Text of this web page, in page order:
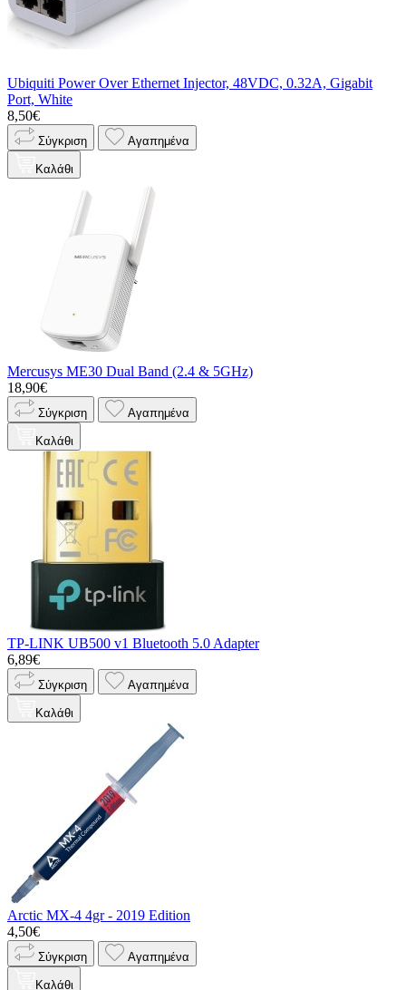
Ubiquiti Power Over Ethernet Injector, 48VDC, 0.32A, Gigabit
Port, White
8,50€
Σύγκριση Αγαπημένα
Καλάθι
Mercusys ME30 Dual Band (2.4 & 5GHz)
18,90€
Σύγκριση Αγαπημένα
Καλάθι
TP-LINK UB500 v1 Bluetooth 5.0 Adapter
6,89€
Σύγκριση Αγαπημένα
Καλάθι
Arctic MX-4 4gr - 2019 Edition
4,50€
Σύγκριση Αγαπημένα
Καλάθι